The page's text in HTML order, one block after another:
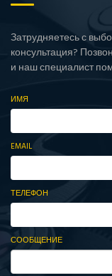
Затрудняетесь с
консультация?
и наш специалист
ИМЯ
EMAIL
ТЕЛЕФОН
СООБЩЕНИЕ